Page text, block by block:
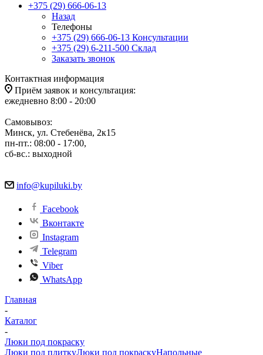
+375 (29) 666-06-13
Назад
Телефоны
+375 (29) 666-06-13 Консультации
+375 (29) 6-211-500 Склад
Заказать звонок
Контактная информация
Приём заявок и консультация:
ежедневно 8:00 - 20:00
Самовывоз:
Минск, ул. Стебенёва, 2к15
пн-пт.: 08:00 - 17:00,
сб-вс.: выходной
info@kupiluki.by
Facebook
Вконтакте
Instagram
Telegram
Viber
WhatsApp
Главная
-
Каталог
-
Люки под покраску
Люки под плиткуЛюки под покраскуНапольные